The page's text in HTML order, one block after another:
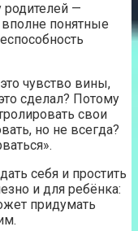
родителей —
понятные
чувство вины,
сделал? Потому
свои
но не всегда?
себя и простить
и для ребёнка:
придумать